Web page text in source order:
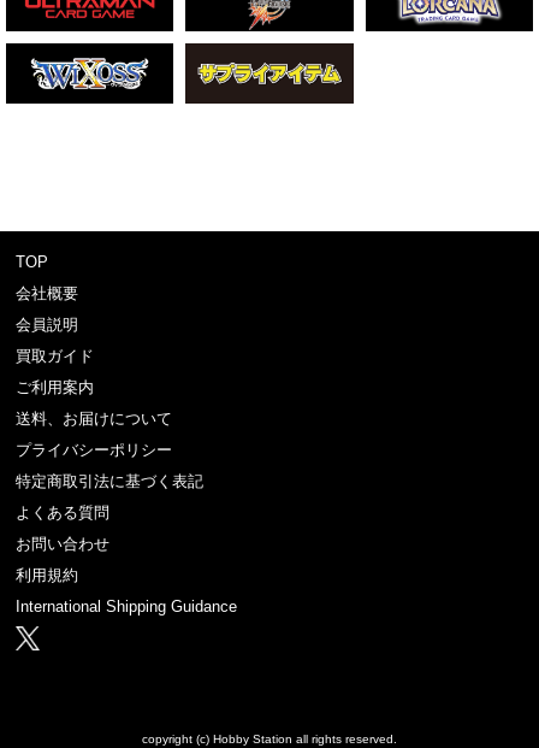
TOP
会社概要
会員説明
買取ガイド
ご利用案内
送料、お届けについて
プライバシーポリシー
特定商取引法に基づく表記
よくある質問
お問い合わせ
利用規約
International Shipping Guidance
copyright (c) Hobby Station all rights reserved.